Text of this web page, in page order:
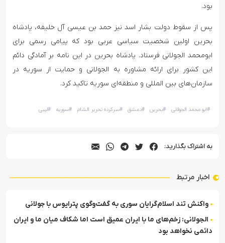
بود.
پس از سقوط دولت بشار اسد نیز حمد بن عیسی آل خلیفه، پادشاه
بحرین اولین شخصیت سیاسی عربی بود که پیامی رسمی برای
ابومحمد الجولانی فرستاد. پادشاه بحرین در این نامه بر آمادگی دائم
این کشور برای ارائه مشاوره به الجولانی و حمایت از سوریه در
سازمان‌های بین المللی و منطقه‌ای سوریه تاکید کرد.
#ابو محمد الجولانی #بحرین #دمشق #سرکرده تحریر الشام #سوریه #لیبی
به اشتراک بگذارید:
اخبار مرتبط
واکنش تند اسلام‌گرایان سوری به گفت‌وگوی پترایوس با جولانی
الجولانی: زخم‌های ما با ایران عمیق است اما شکاف میان ما و ایران
دائمی نخواهد بود